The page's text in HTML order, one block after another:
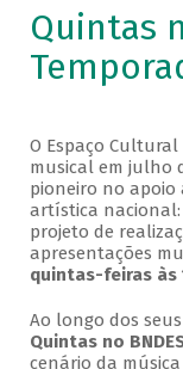
Quintas
O Espaço
musical em julho
pioneiro no apoio
artística nacional:
projeto de
apresentações
quintas-feiras às
Ao longo dos
Quintas no
cenário da